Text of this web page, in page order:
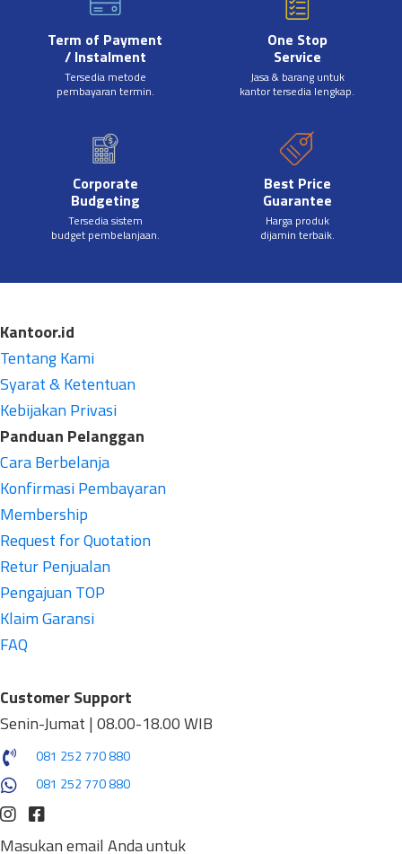
Term of Payment
/ Instalment
Tersedia metode
pembayaran termin.
One Stop
Service
Jasa & barang untuk
kantor tersedia lengkap.
Corporate
Budgeting
Tersedia sistem
budget pembelanjaan.
Best Price
Guarantee
Harga produk
dijamin terbaik.
Kantoor.id
Tentang Kami
Syarat & Ketentuan
Kebijakan Privasi
Panduan Pelanggan
Cara Berbelanja
Konfirmasi Pembayaran
Membership
Request for Quotation
Retur Penjualan
Pengajuan TOP
Klaim Garansi
FAQ
Customer Support
Senin-Jumat | 08.00-18.00 WIB
081 252 770 880
081 252 770 880
Masukan email Anda untuk